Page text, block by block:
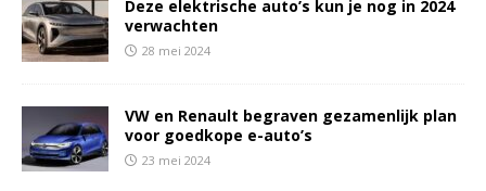
Deze elektrische auto’s kun je nog in 2024
verwachten
28 mei 2024
VW en Renault begraven gezamenlijk plan
voor goedkope e-auto’s
23 mei 2024